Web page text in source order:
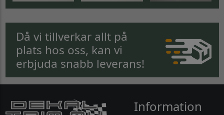
Då vi tillverkar allt på
plats hos oss, kan vi
erbjuda snabb leverans!
Information